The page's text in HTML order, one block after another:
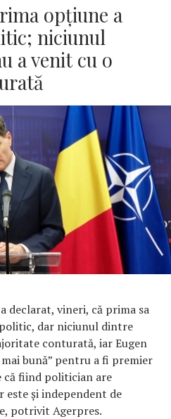
opţiune a
niciunul
a venit cu o
declarat, vineri, că prima sa
dar niciunul dintre
conturată, iar Eugen
bună” pentru a fi premier
că fiind politician are
este şi independent de
potrivit Agerpres.